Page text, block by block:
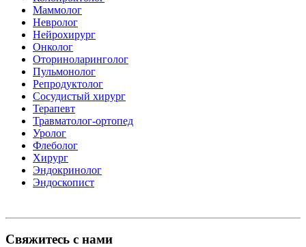
Маммолог
Невролог
Нейрохирург
Онколог
Оториноларинголог
Пульмонолог
Репродуктолог
Сосудистый хирург
Терапевт
Травматолог-ортопед
Уролог
Флеболог
Хирург
Эндокринолог
Эндоскопист
Свяжитесь с нами